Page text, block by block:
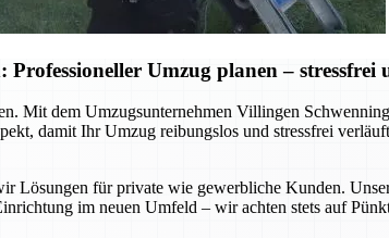
Umzug planen – stressfrei
Mit dem Umzugsunternehmen Villingen
damit Ihr Umzug reibungslos und stressfrei
Lösungen für private wie gewerbliche Kunden.
im neuen Umfeld – wir achten stets auf